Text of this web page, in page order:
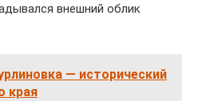
внешний облик
— исторический
края